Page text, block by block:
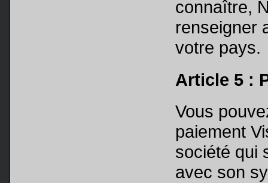
connaître,
renseigner
votre pays.
Article 5 :
Vous
paiement
société qui
avec son